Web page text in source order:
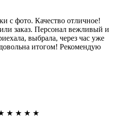
с фото. Качество отличное!
заказ. Персонал вежливый и
выбрала, через час уже
итогом! Рекомендую
★ ★ ★ ★